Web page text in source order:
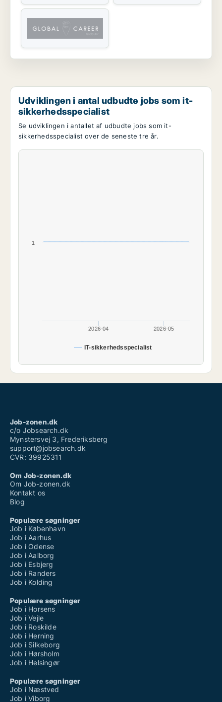
Udviklingen i antal udbudte jobs som it-
sikkerhedsspecialist
Se udviklingen i antallet af udbudte jobs som it-
sikkerhedsspecialist over de seneste tre år.
IT-sikkerhedsspecialist
2026-04 2026-05
1
Job-zonen.dk
c/o Jobsearch.dk
Mynstersvej 3, Frederiksberg
support@jobsearch.dk
CVR: 39925311
Om Job-zonen.dk
Om Job-zonen.dk
Kontakt os
Blog
Populære søgninger
Job i København
Job i Aarhus
Job i Odense
Job i Aalborg
Job i Esbjerg
Job i Randers
Job i Kolding
Populære søgninger
Job i Horsens
Job i Vejle
Job i Roskilde
Job i Herning
Job i Silkeborg
Job i Hørsholm
Job i Helsingør
Populære søgninger
Job i Næstved
Job i Viborg